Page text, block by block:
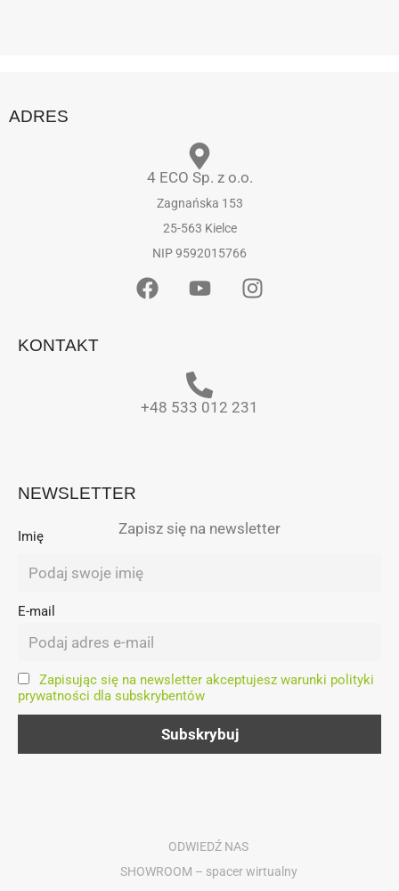
ADRES
4 ECO Sp. z o.o.
Zagnańska 153
25-563 Kielce
NIP 9592015766
KONTAKT
+48 533 012 231
NEWSLETTER
Zapisz się na newsletter
Imię
E-mail
Zapisując się na newsletter akceptujesz warunki polityki
prywatności dla subskrybentów
ODWIEDŹ NAS
SHOWROOM – spacer wirtualny